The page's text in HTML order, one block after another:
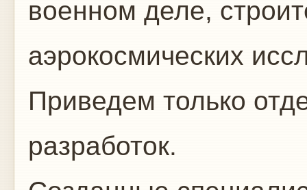
военном деле,
аэрокосмических
Приведем только
разработок.